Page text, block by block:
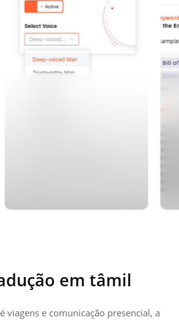
em tâmil
e comunicação presencial, a